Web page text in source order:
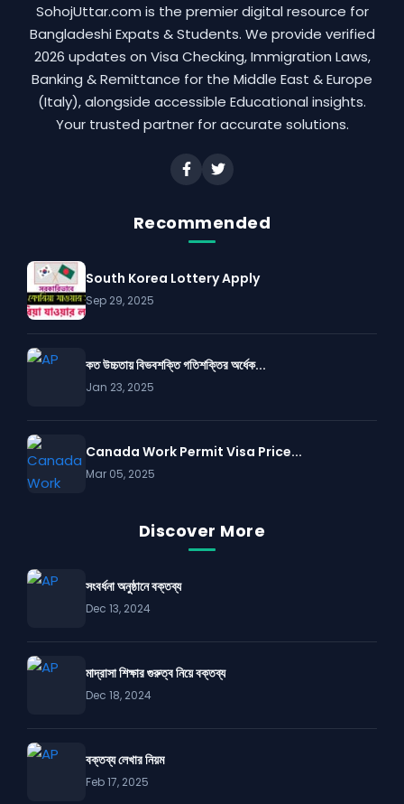
SohojUttar.com is the premier digital resource for
Bangladeshi Expats & Students. We provide verified
2026 updates on Visa Checking, Immigration Laws,
Banking & Remittance for the Middle East & Europe
(Italy), alongside accessible Educational insights.
Your trusted partner for accurate solutions.
Recommended
South Korea Lottery Apply
Sep 29, 2025
কত উচ্চতায় বিভবশক্তি গতিশক্তির অর্ধেক...
Jan 23, 2025
Canada Work Permit Visa Price...
Mar 05, 2025
Discover More
সংবর্ধনা অনুষ্ঠানে বক্তব্য
Dec 13, 2024
মাদ্রাসা শিক্ষার গুরুত্ব নিয়ে বক্তব্য
Dec 18, 2024
বক্তব্য লেখার নিয়ম
Feb 17, 2025